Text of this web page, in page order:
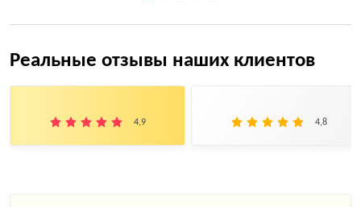
Реальные отзывы наших клиентов
4,9 4,8